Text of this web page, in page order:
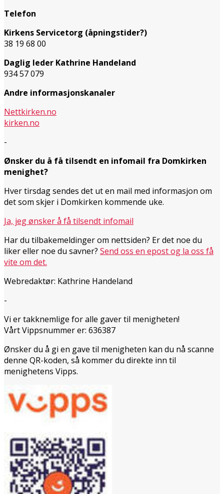
Telefon
Kirkens Servicetorg (åpningstider?)
38 19 68 00
Daglig leder Kathrine Handeland
934 57 079
Andre informasjonskanaler
Nettkirken.no
kirken.no
-
Ønsker du å få tilsendt en infomail fra Domkirken
menighet?
Hver tirsdag sendes det ut en mail med informasjon om
det som skjer i Domkirken kommende uke.
Ja, jeg ønsker å få tilsendt infomail
Har du tilbakemeldinger om nettsiden? Er det noe du
liker eller noe du savner? Send oss en epost og la oss få
vite om det.
Webredaktør: Kathrine Handeland
-
Vi er takknemlige for alle gaver til menigheten!
Vårt Vippsnummer er: 636387
Ønsker du å gi en gave til menigheten kan du nå scanne
denne QR-koden, så kommer du direkte inn til
menighetens Vipps.